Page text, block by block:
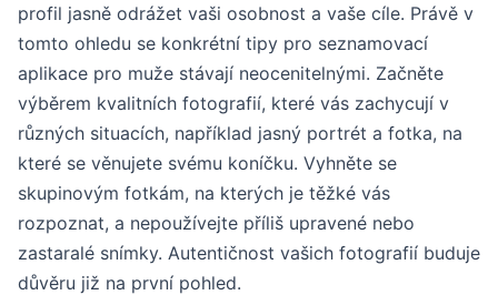
profil jasně odrážet vaši osobnost a vaše cíle. Právě v
tomto ohledu se konkrétní tipy pro seznamovací
aplikace pro muže stávají neocenitelnými. Začněte
výběrem kvalitních fotografií, které vás zachycují v
různých situacích, například jasný portrét a fotka, na
které se věnujete svému koníčku. Vyhněte se
skupinovým fotkám, na kterých je těžké vás
rozpoznat, a nepoužívejte příliš upravené nebo
zastaralé snímky. Autentičnost vašich fotografií buduje
důvěru již na první pohled.